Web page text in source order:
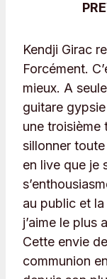
Kendji Girac
Forcément.
mieux. A
guitare
une troisième
sillonner
en live que je
au public et
j’aime le plus
Cette envie
communion